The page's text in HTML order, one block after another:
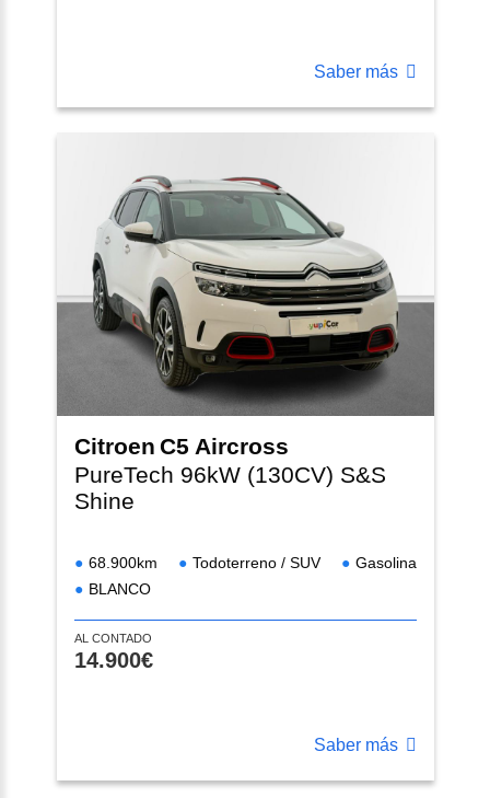
Saber más
Citroen C5 Aircross
PureTech 96kW (130CV) S&S
Shine
68.900km Todoterreno / SUV
Gasolina
BLANCO
AL CONTADO
14.900€
Saber más